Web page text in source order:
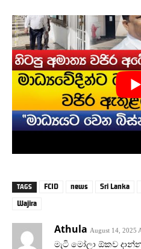
TAGS FCID news Sri Lanka
Wajira
Athula August 14, 2025
මැටි මෝලා ඕකව